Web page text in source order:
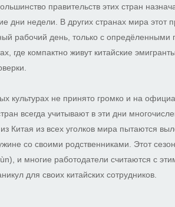
правительств этих стран
дни недели. В других странах мира этот
рабочий день, только с опредёленными
где компактно живут китайские
культурах не принято громко и на
всегда учитывают в эти дни
Китая из всех уголков мира пытаются
со своими родственниками. Этот
и многие работодатели считаются с
для своих китайских сотрудников.